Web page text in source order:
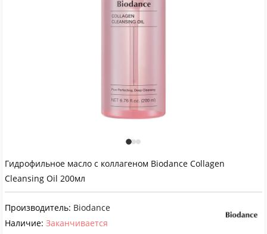
Гидрофильное масло с коллагеном Biodance Collagen
Cleansing Oil 200мл
Производитель: Biodance
Наличие: Заканчивается